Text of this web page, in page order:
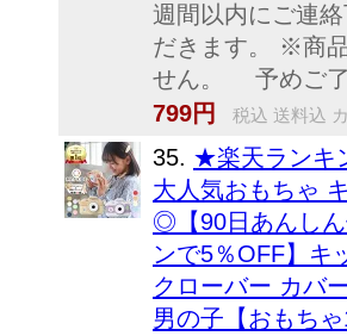
週間以内にご連
だきます。 ※商
せん。 予めご了
799円
税込 送料込
35. ★楽天ランキ
大人気おもちゃ
◎【90日あんし
ンで5％OFF】キ
クローバー カバ
男の子【おもちゃ